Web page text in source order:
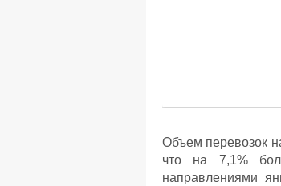
Объем перевозок
что на 7,1%
направлениями